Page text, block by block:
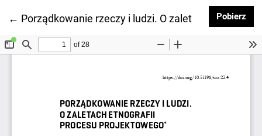
← Wróć do szczegółów artykułu
Porządkowanie rzeczy i ludzi. O zaletach etnografii
Pobierz